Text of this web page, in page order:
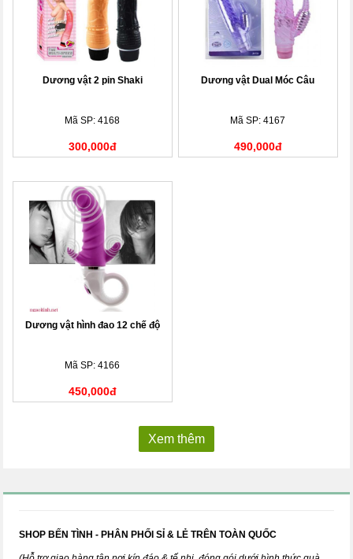
Dương vật 2 pin Shaki
Mã SP: 4168
300,000đ
Dương vật Dual Móc Câu
Mã SP: 4167
490,000đ
Dương vật hình đao 12 chế độ
Mã SP: 4166
450,000đ
Xem thêm
SHOP BẾN TÌNH - PHÂN PHỐI SỈ & LẺ TRÊN TOÀN QUỐC